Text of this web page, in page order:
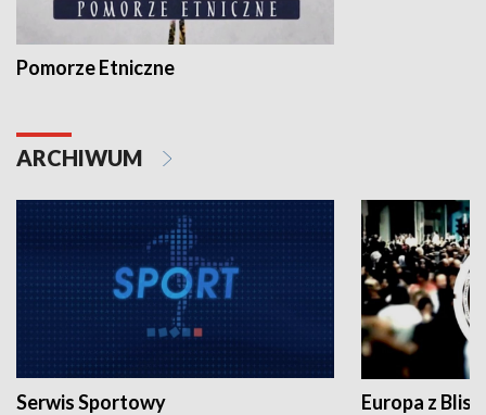
Pomorze Etniczne
ARCHIWUM
Serwis Sportowy Europa z